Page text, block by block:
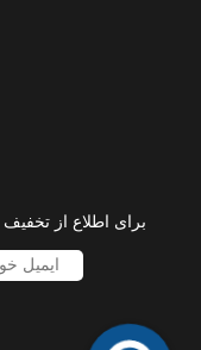
برای اطلاع از